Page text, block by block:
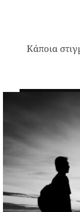
Κάποια